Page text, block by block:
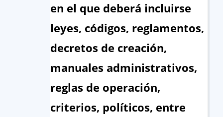
en el que deberá incluirse
leyes, códigos, reglamentos,
decretos de creación,
manuales administrativos,
reglas de operación,
criterios, políticos, entre